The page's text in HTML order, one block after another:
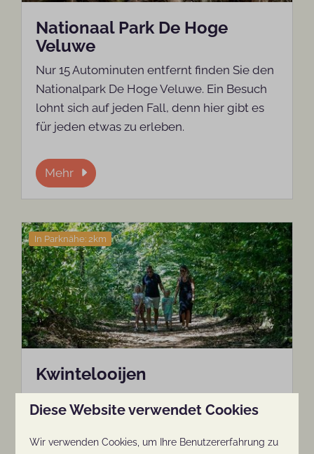
Nationaal Park De Hoge
Veluwe
Nur 15 Autominuten entfernt finden Sie den
Nationalpark De Hoge Veluwe. Ein Besuch
lohnt sich auf jeden Fall, denn hier gibt es
für jeden etwas zu erleben.
Mehr
In Parknähe: 2km
Kwintelooijen
befindet sich im Dreieck Rhenen -
Veenendaal - Elst. Ein schönes Gebiet zum
Diese Website verwendet Cookies
Wir verwenden Cookies, um Ihre Benutzererfahrung zu